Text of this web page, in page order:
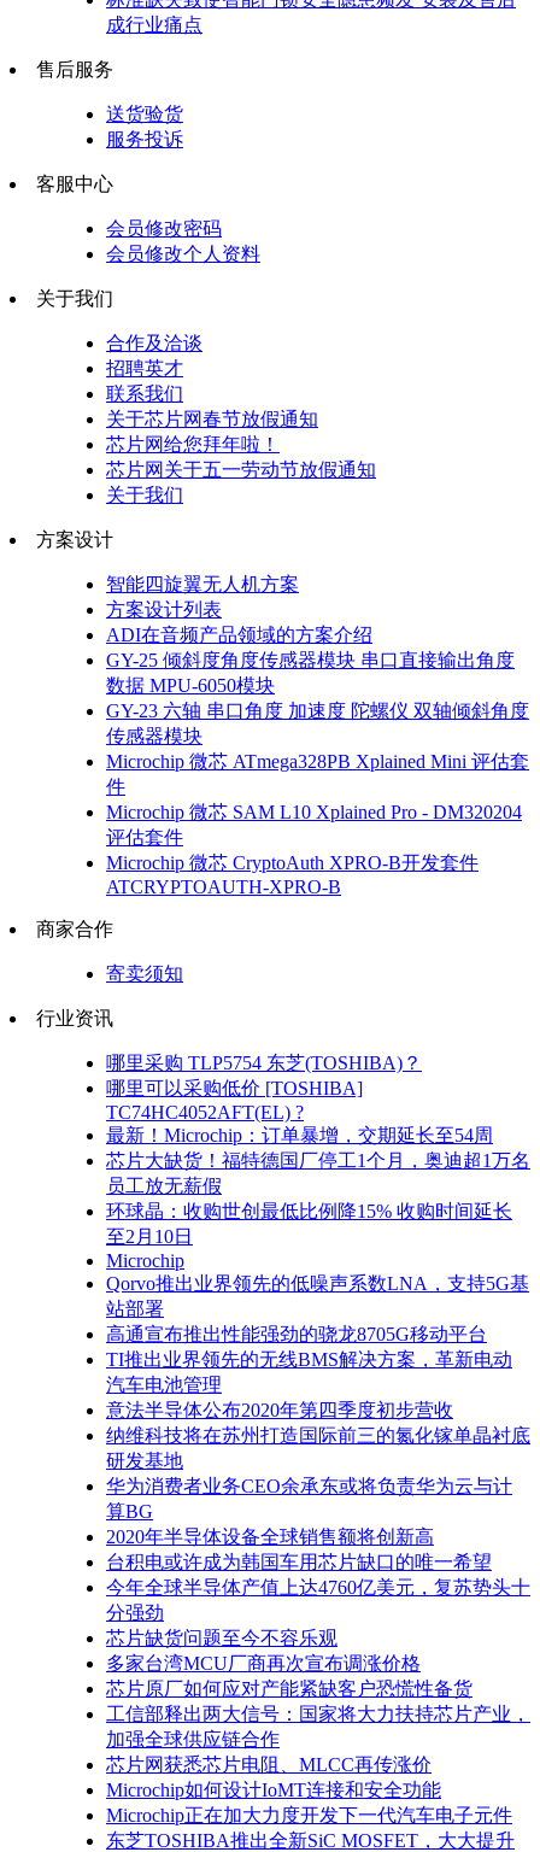
成行业痛点
售后服务
送货验货
服务投诉
客服中心
会员修改密码
会员修改个人资料
关于我们
合作及洽谈
招聘英才
联系我们
关于芯片网春节放假通知
芯片网给您拜年啦！
芯片网关于五一劳动节放假通知
关于我们
方案设计
智能四旋翼无人机方案
方案设计列表
ADI在音频产品领域的方案介绍
GY-25 倾斜度角度传感器模块 串口直接输出角度
数据 MPU-6050模块
GY-23 六轴 串口角度 加速度 陀螺仪 双轴倾斜角度
传感器模块
Microchip 微芯 ATmega328PB Xplained Mini 评估套
件
Microchip 微芯 SAM L10 Xplained Pro - DM320204
评估套件
Microchip 微芯 CryptoAuth XPRO-B开发套件
ATCRYPTOAUTH-XPRO-B
商家合作
寄卖须知
行业资讯
哪里采购 TLP5754 东芝(TOSHIBA)？
哪里可以采购低价 [TOSHIBA]
TC74HC4052AFT(EL) ?
最新！Microchip：订单暴增，交期延长至54周
芯片大缺货！福特德国厂停工1个月，奥迪超1万名
员工放无薪假
环球晶：收购世创最低比例降15% 收购时间延长
至2月10日
Microchip
Qorvo推出业界领先的低噪声系数LNA，支持5G基
站部署
高通宣布推出性能强劲的骁龙8705G移动平台
TI推出业界领先的无线BMS解决方案，革新电动
汽车电池管理
意法半导体公布2020年第四季度初步营收
纳维科技将在苏州打造国际前三的氮化镓单晶衬底
研发基地
华为消费者业务CEO余承东或将负责华为云与计
算BG
2020年半导体设备全球销售额将创新高
台积电或许成为韩国车用芯片缺口的唯一希望
今年全球半导体产值上达4760亿美元，复苏势头十
分强劲
芯片缺货问题至今不容乐观
多家台湾MCU厂商再次宣布调涨价格
芯片原厂如何应对产能紧缺客户恐慌性备货
工信部释出两大信号：国家将大力扶持芯片产业，
加强全球供应链合作
芯片网获悉芯片电阻、MLCC再传涨价
Microchip如何设计IoMT连接和安全功能
Microchip正在加大力度开发下一代汽车电子元件
东芝TOSHIBA推出全新SiC MOSFET，大大提升